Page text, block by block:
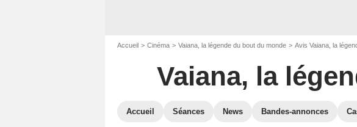
Accueil Cinéma Vaiana, la légende du bout du monde Avis Vaiana, la
Vaiana, la
Accueil Séances News Bandes-annonces